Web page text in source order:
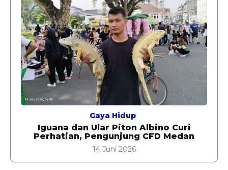
Gaya Hidup
Iguana dan Ular Piton Albino Curi
Perhatian, Pengunjung CFD Medan
14 Juni 2026